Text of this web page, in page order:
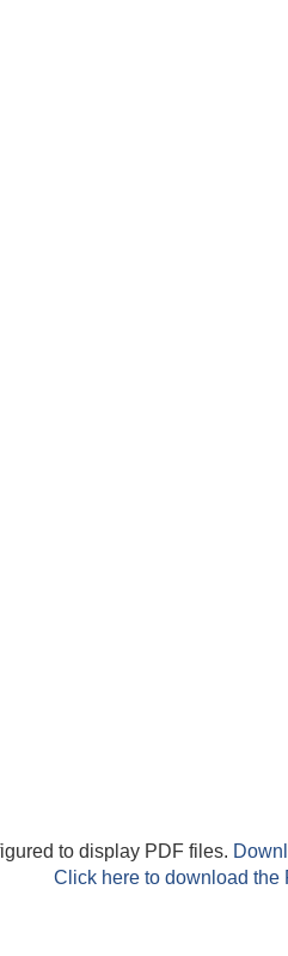
to display PDF files.
Click here to download the